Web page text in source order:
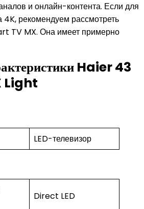
и онлайн-контента. Если для
рекомендуем рассмотреть
TV MX. Она имеет примерно
Haier 43
Light
LED-телевизор
Direct LED